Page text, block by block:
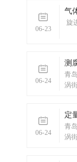
06-23
气
旋
06-24
测
青
涡
预
表
表
06-24
定
青
涡